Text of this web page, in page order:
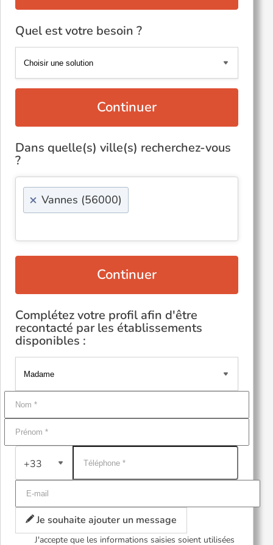
Quel est votre besoin ?
Continuer
Dans quelle(s) ville(s) recherchez-vous
?
× Vannes (56000)
Continuer
Complétez votre profil afin d'être
recontacté par les établissements
disponibles :
+33
Je souhaite ajouter un message
J'accepte que les informations saisies soient utilisées